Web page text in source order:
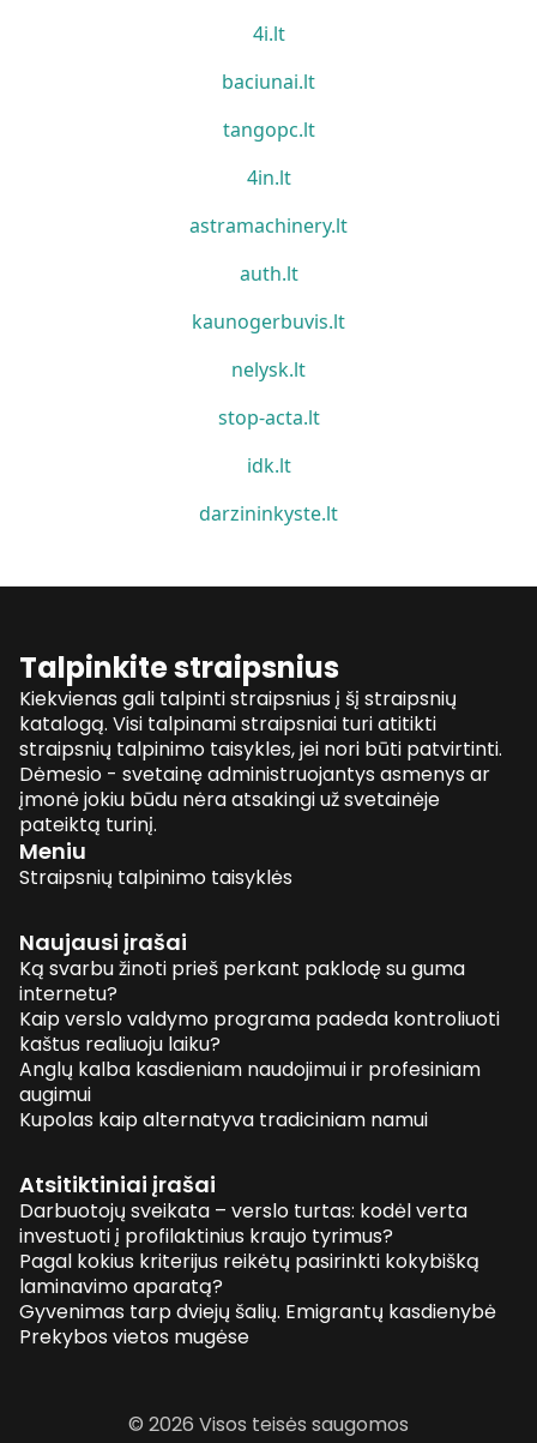
4i.lt
baciunai.lt
tangopc.lt
4in.lt
astramachinery.lt
auth.lt
kaunogerbuvis.lt
nelysk.lt
stop-acta.lt
idk.lt
darzininkyste.lt
Talpinkite straipsnius
Kiekvienas gali talpinti straipsnius į šį straipsnių
katalogą. Visi talpinami straipsniai turi atitikti
straipsnių talpinimo taisykles, jei nori būti patvirtinti.
Dėmesio - svetainę administruojantys asmenys ar
įmonė jokiu būdu nėra atsakingi už svetainėje
pateiktą turinį.
Meniu
Straipsnių talpinimo taisyklės
Naujausi įrašai
Ką svarbu žinoti prieš perkant paklodę su guma
internetu?
Kaip verslo valdymo programa padeda kontroliuoti
kaštus realiuoju laiku?
Anglų kalba kasdieniam naudojimui ir profesiniam
augimui
Kupolas kaip alternatyva tradiciniam namui
Atsitiktiniai įrašai
Darbuotojų sveikata – verslo turtas: kodėl verta
investuoti į profilaktinius kraujo tyrimus?
Pagal kokius kriterijus reikėtų pasirinkti kokybišką
laminavimo aparatą?
Gyvenimas tarp dviejų šalių. Emigrantų kasdienybė
Prekybos vietos mugėse
© 2026 Visos teisės saugomos